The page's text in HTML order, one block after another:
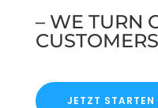
– WE TURN
CUSTOMERS
JETZT STARTEN